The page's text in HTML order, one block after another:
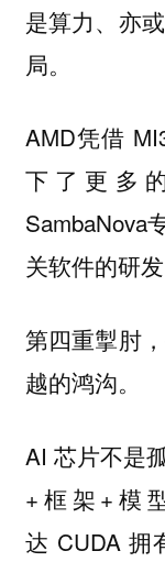
是算力、亦
局。
AMD凭借
下了更多
SambaNova
关软件的研发
第四重掣肘
越的鸿沟。
AI 芯片不是
+框架+模
达 CUDA 拥